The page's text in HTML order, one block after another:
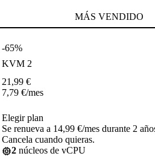
MÁS VENDIDO
-65%
KVM 2
21,99 €
7,79 €/mes
Elegir plan
Se renueva a 14,99 €/mes durante 2
Cancela cuando quieras.
2 núcleos de vCPU